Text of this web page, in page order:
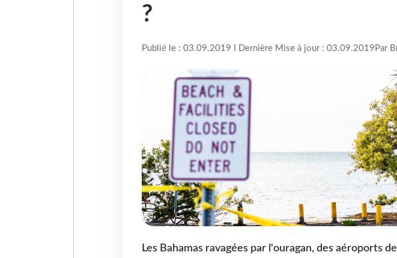
?
Publié le : 03.09.2019 I Dernière Mise à jour : 03.09.2019 Par
Les Bahamas ravagées par l'ouragan, des aéroports